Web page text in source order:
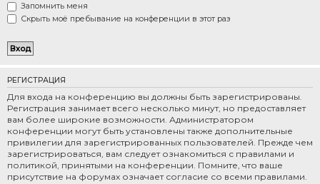
Запомнить меня
Скрыть моё пребывание на конференции в этот раз
РЕГИСТРАЦИЯ
Для входа на конференцию вы должны быть зарегистрированы.
Регистрация занимает всего несколько минут, но предоставляет
вам более широкие возможности. Администратором
конференции могут быть установлены также дополнительные
привилегии для зарегистрированных пользователей. Прежде чем
зарегистрироваться, вам следует ознакомиться с правилами и
политикой, принятыми на конференции. Помните, что ваше
присутствие на форумах означает согласие со всеми правилами.